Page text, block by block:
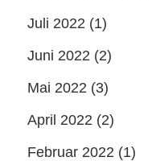
Juli 2022 (1)
Juni 2022 (2)
Mai 2022 (3)
April 2022 (2)
Februar 2022 (1)